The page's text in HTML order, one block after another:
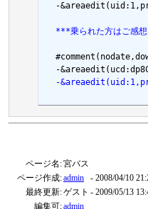
-
***乗られた方はご感
-
ページ名:宮バス
ページ作成:admin - 2008/04/10
最終更新:ゲスト - 2009/05/13
編集可:admin